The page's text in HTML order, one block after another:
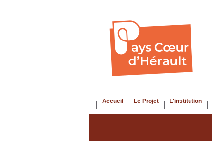
Menu principal
Accueil Le Projet L'institution